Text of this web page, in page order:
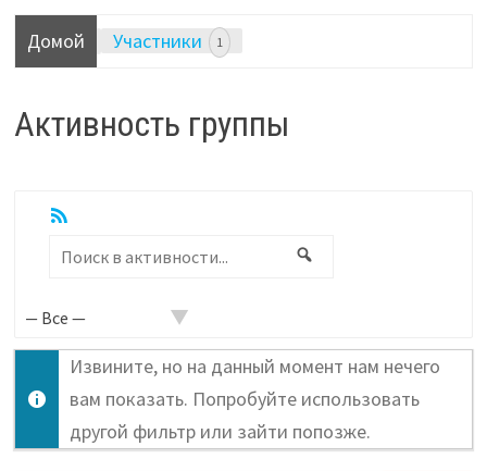
Домой Участники 1
Активность группы
RSS
Поиск
активности...
Извините, но на данный момент нам нечего
вам показать. Попробуйте использовать
другой фильтр или зайти попозже.